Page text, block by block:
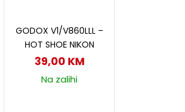
GODOX V1/V860LLL –
HOT SHOE NIKON
39,00 KM
Na zalihi